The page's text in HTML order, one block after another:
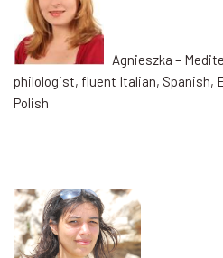
Agnieszka –
philologist, fluent Italian, Spanish,
Polish